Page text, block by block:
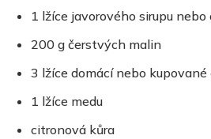
1 lžíce javorového sirupu nebo
200 g čerstvých malin
3 lžíce domácí nebo kupované
1 lžíce medu
citronová kůra